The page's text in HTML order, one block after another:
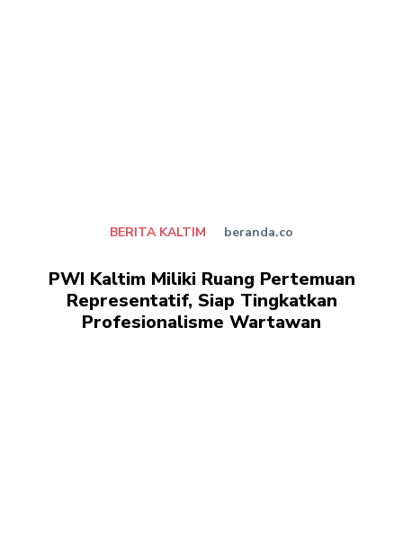
BERITA KALTIM beranda.co
PWI Kaltim Miliki Ruang Pertemuan
Representatif, Siap Tingkatkan
Profesionalisme Wartawan